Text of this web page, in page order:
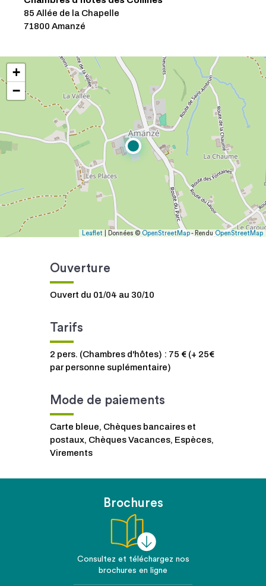
85 Allée de la Chapelle
71800 Amanzé
+
−
Leaflet | Données © OpenStreetMap- Rendu OpenStreetMap
Ouverture
Ouvert du 01/04 au 30/10
Tarifs
2 pers. (Chambres d'hôtes) : 75 € (+ 25€
par personne suplémentaire)
Mode de paiements
Carte bleue, Chèques bancaires et
postaux, Chèques Vacances, Espèces,
Virements
Brochures
Consultez et téléchargez nos
brochures en ligne